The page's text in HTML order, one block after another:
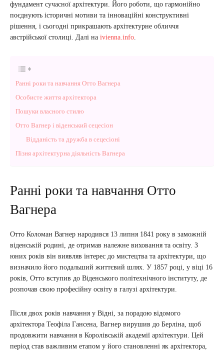
фундамент сучасної архітектури. Його роботи, що гармонійно
поєднують історичні мотиви та інноваційні конструктивні
рішення, і сьогодні прикрашають архітектурне обличчя
австрійської столиці. Далі на ivienna.info.
Ранні роки та навчання Отто Вагнера
Особисте життя архітектора
Пошуки власного стилю
Отто Вагнер і віденський сецесіон
Відданість та дружба в сецесіоні
Пізня архітектурна діяльність Вагнера
Ранні роки та навчання Отто
Вагнера
Отто Коломан Вагнер народився 13 липня 1841 року в заможній
віденській родині, де отримав належне виховання та освіту. З
юних років він виявляв інтерес до мистецтва та архітектури, що
визначило його подальший життєвий шлях. У 1857 році, у віці 16
років, Отто вступив до Віденського політехнічного інституту, де
розпочав свою професійну освіту в галузі архітектури.
Після двох років навчання у Відні, за порадою відомого
архітектора Теофіла Гансена, Вагнер вирушив до Берліна, щоб
продовжити навчання в Королівській академії архітектури. Цей
період став важливим етапом у його становленні як архітектора,